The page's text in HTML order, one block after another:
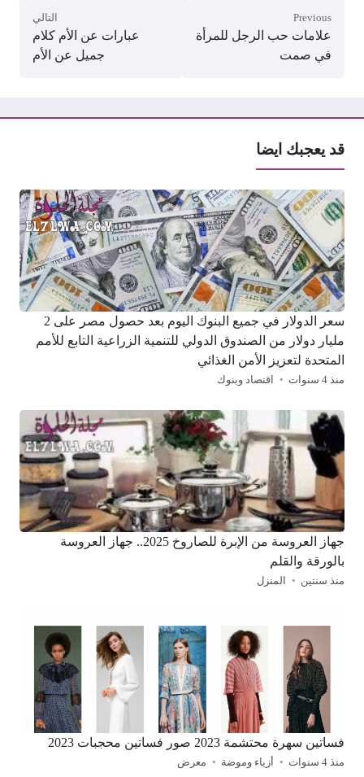
Previous
علامات حب الرجل للمرأة
في صمت
التالي
عبارات عن الأم كلام
جميل عن الأم
قد يعجبك ايضا
سعر الدولار في جميع البنوك اليوم بعد حصول مصر على 2
مليار دولار من الصندوق الدولي للتنمية الزراعية التابع للأمم
المتحدة لتعزيز الأمن الغذائي
منذ 4 سنوات اقتصاد وبنوك
جهاز العروسة من الإبرة للصاروخ 2025.. جهاز العروسة
بالورقة والقلم
منذ سنتين المنزل
فساتين سهرة محتشمة 2023 صور فساتين محجبات 2023
منذ 4 سنوات أزياء وموضة معرض